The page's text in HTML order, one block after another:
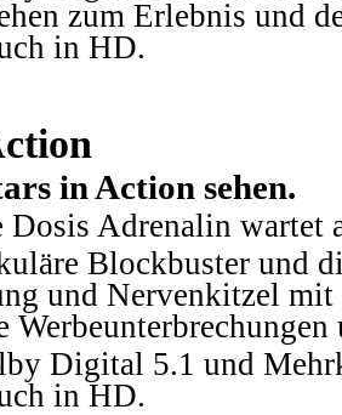
zum Erlebnis und
in HD.
in Action sehen.
Dosis Adrenalin wartet
Blockbuster und
und Nervenkitzel
Digital 5.1 und
in HD.